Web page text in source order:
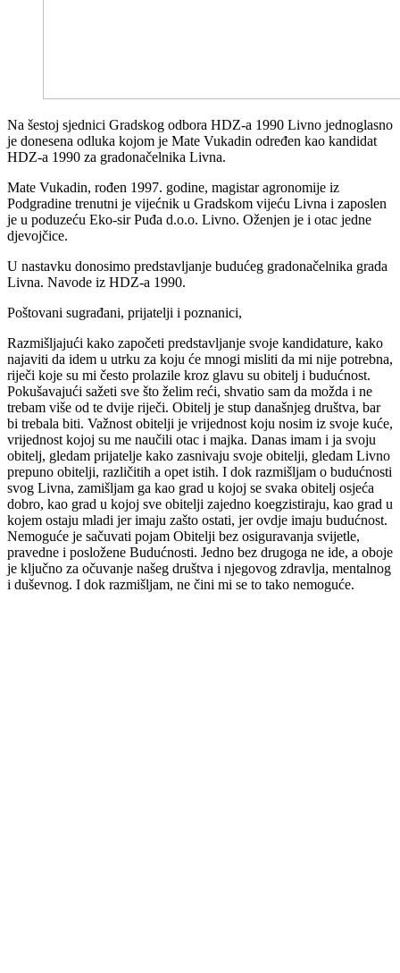
Na šestoj sjednici Gradskog odbora HDZ-a 1990 Livno jednoglasno
je donesena odluka kojom je Mate Vukadin određen kao kandidat
HDZ-a 1990 za gradonačelnika Livna.
Mate Vukadin, rođen 1997. godine, magistar agronomije iz
Podgradine trenutni je vijećnik u Gradskom vijeću Livna i zaposlen
je u poduzeću Eko-sir Puđa d.o.o. Livno. Oženjen je i otac jedne
djevojčice.
U nastavku donosimo predstavljanje budućeg gradonačelnika grada
Livna. Navode iz HDZ-a 1990.
Poštovani sugrađani, prijatelji i poznanici,
Razmišljajući kako započeti predstavljanje svoje kandidature, kako
najaviti da idem u utrku za koju će mnogi misliti da mi nije potrebna,
riječi koje su mi često prolazile kroz glavu su obitelj i budućnost.
Pokušavajući sažeti sve što želim reći, shvatio sam da možda i ne
trebam više od te dvije riječi. Obitelj je stup današnjeg društva, bar
bi trebala biti. Važnost obitelji je vrijednost koju nosim iz svoje kuće,
vrijednost kojoj su me naučili otac i majka. Danas imam i ja svoju
obitelj, gledam prijatelje kako zasnivaju svoje obitelji, gledam Livno
prepuno obitelji, različitih a opet istih. I dok razmišljam o budućnosti
svog Livna, zamišljam ga kao grad u kojoj se svaka obitelj osjeća
dobro, kao grad u kojoj sve obitelji zajedno koegzistiraju, kao grad u
kojem ostaju mladi jer imaju zašto ostati, jer ovdje imaju budućnost.
Nemoguće je sačuvati pojam Obitelji bez osiguravanja svijetle,
pravedne i posložene Budućnosti. Jedno bez drugoga ne ide, a oboje
je ključno za očuvanje našeg društva i njegovog zdravlja, mentalnog
i duševnog. I dok razmišljam, ne čini mi se to tako nemoguće.